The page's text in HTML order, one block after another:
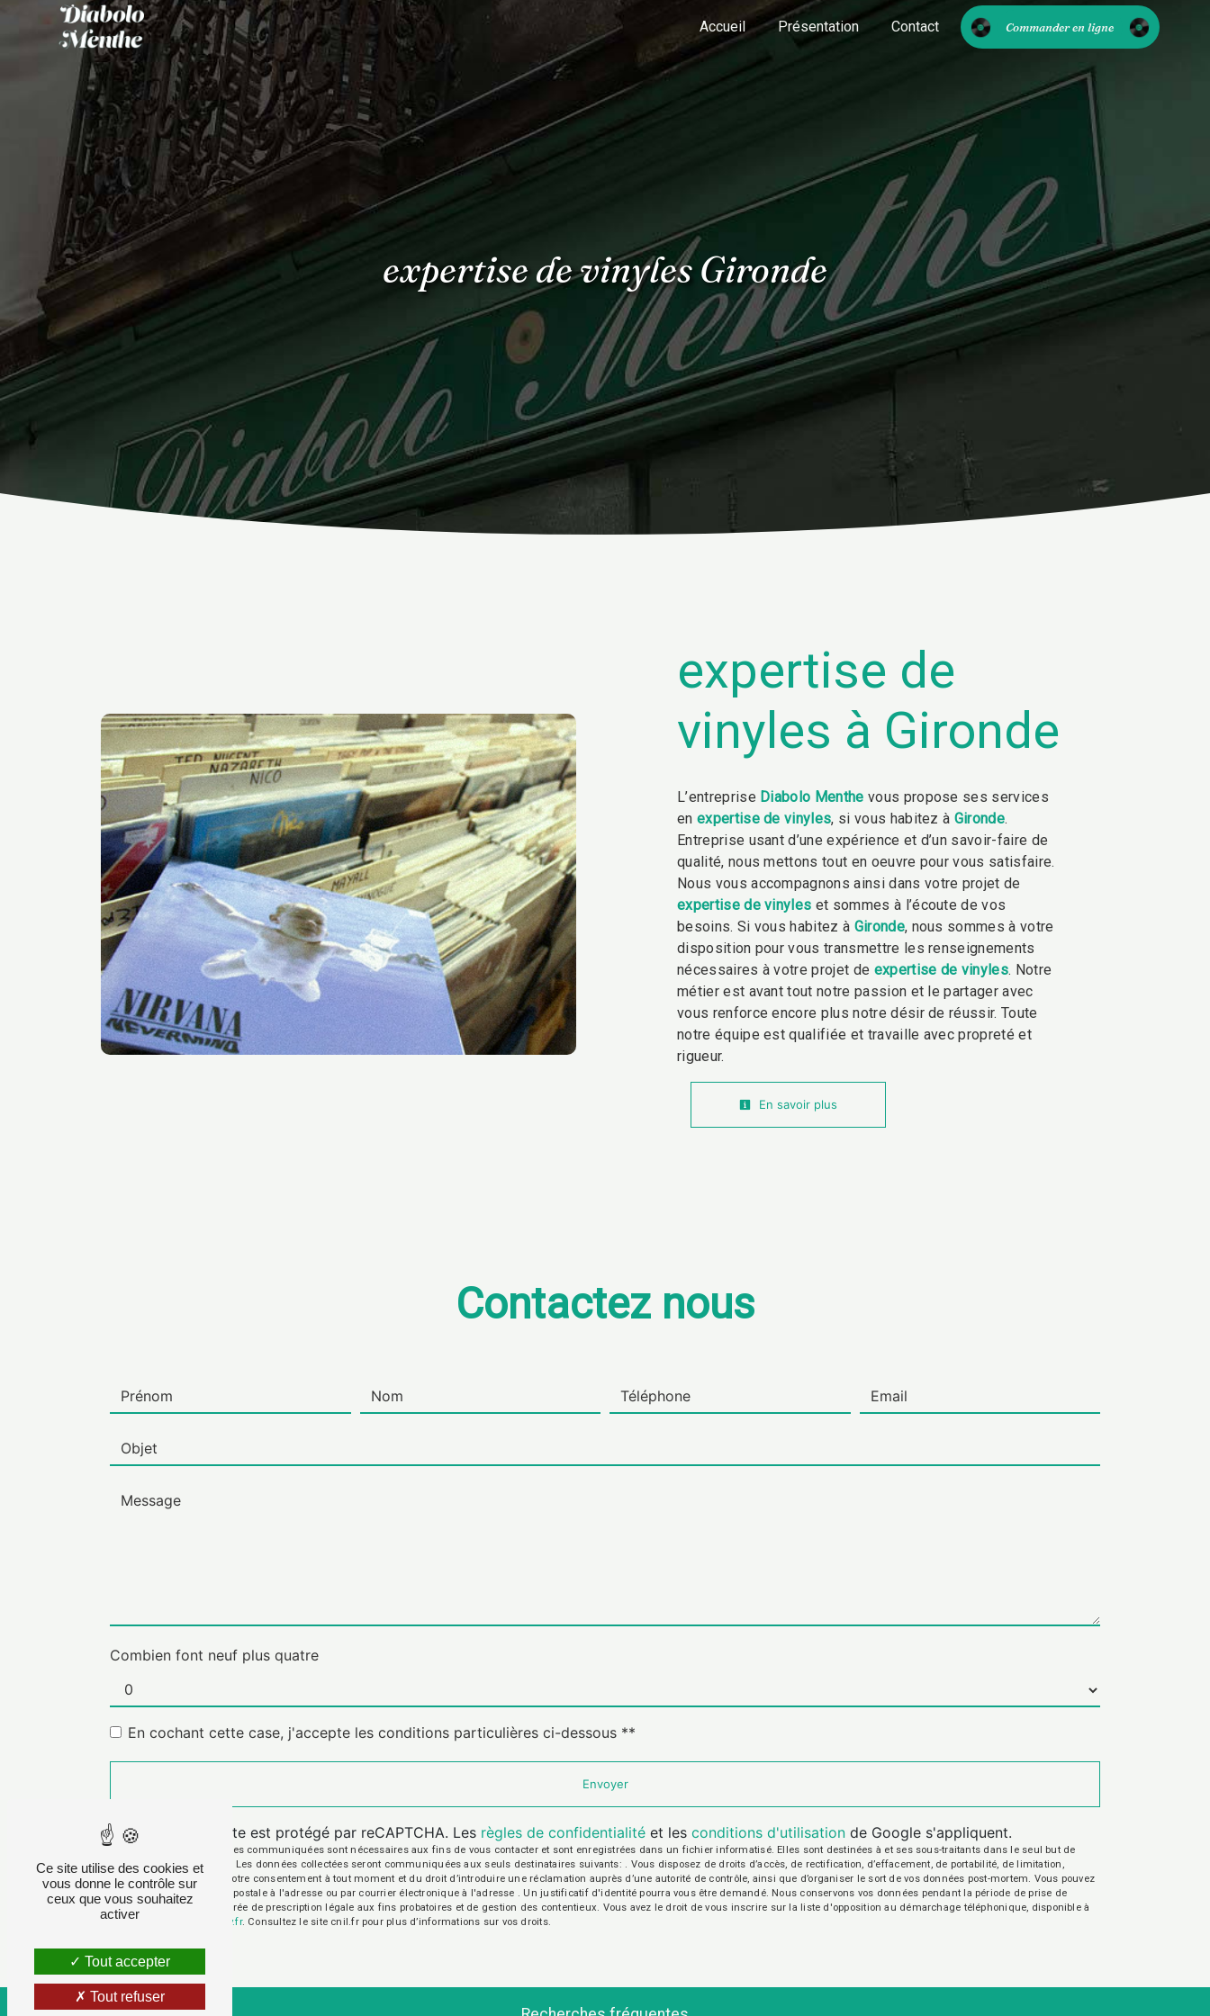
Accueil Présentation Contact Commander en ligne
expertise de vinyles Gironde
expertise de
vinyles à Gironde
L’entreprise Diabolo Menthe vous propose ses services
en expertise de vinyles, si vous habitez à Gironde.
Entreprise usant d’une expérience et d’un savoir-faire de
qualité, nous mettons tout en oeuvre pour vous satisfaire.
Nous vous accompagnons ainsi dans votre projet de
expertise de vinyles et sommes à l’écoute de vos
besoins. Si vous habitez à Gironde, nous sommes à votre
disposition pour vous transmettre les renseignements
nécessaires à votre projet de expertise de vinyles. Notre
métier est avant tout notre passion et le partager avec
vous renforce encore plus notre désir de réussir. Toute
notre équipe est qualifiée et travaille avec propreté et
rigueur.
En savoir plus
Contactez nous
Combien font neuf plus quatre
En cochant cette case, j'accepte les conditions particulières ci-dessous **
Envoyer
Ce site est protégé par reCAPTCHA. Les règles de confidentialité et les conditions d'utilisation de Google s'appliquent.
** Les données personnelles communiquées sont nécessaires aux fins de vous contacter et sont enregistrées dans un fichier informatisé. Elles sont destinées à et ses sous-traitants dans le seul but de
répondre à votre message. Les données collectées seront communiquées aux seuls destinataires suivants: . Vous disposez de droits d’accès, de rectification, d’effacement, de portabilité, de limitation,
d’opposition, de retrait de votre consentement à tout moment et du droit d’introduire une réclamation auprès d’une autorité de contrôle, ainsi que d’organiser le sort de vos données post-mortem. Vous pouvez
exercer ces droits par voie postale à l'adresse ou par courrier électronique à l'adresse . Un justificatif d'identité pourra vous être demandé. Nous conservons vos données pendant la période de prise de
contact puis pendant la durée de prescription légale aux fins probatoires et de gestion des contentieux. Vous avez le droit de vous inscrire sur la liste d'opposition au démarchage téléphonique, disponible à
cette adresse:
Bloctel.gouv.fr. Consultez le site cnil.fr pour plus d’informations sur vos droits.
Panneau de gestion des cookies
Ce site utilise des cookies et
vous donne le contrôle sur
ceux que vous souhaitez
activer
Tout accepter
Tout refuser